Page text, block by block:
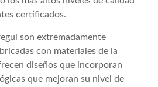
certificados.
son extremadamente
con materiales de la
diseños que incorporan
que mejoran su nivel de